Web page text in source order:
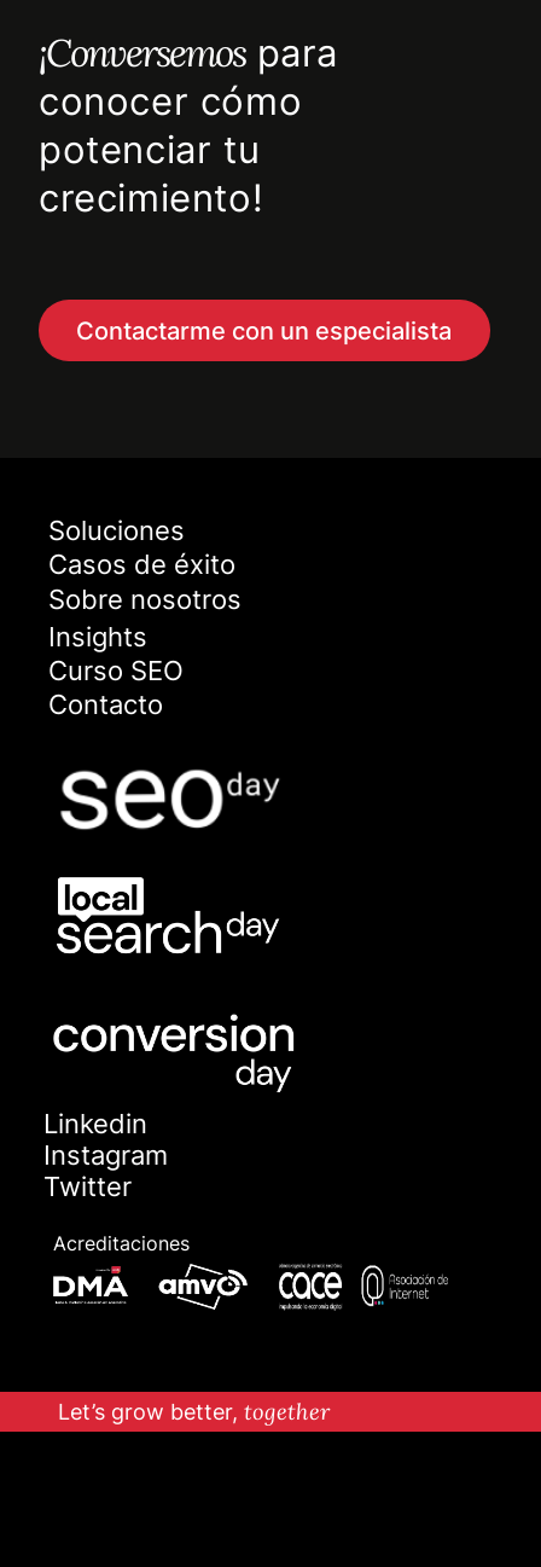
¡Conversemospara
conocer cómo
potenciar tu
crecimiento!
Contactarme con un especialista
Soluciones
Casos de éxito
Sobre nosotros
Insights
Curso SEO
Contacto
Linkedin
Instagram
Twitter
Acreditaciones
Let’s grow better, together